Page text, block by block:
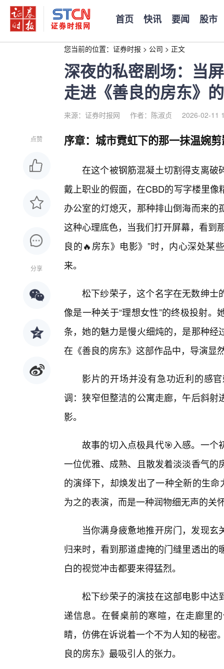
首页 快讯 要闻 股市
您当前的位置： 证券时报 > 公司 > 正文
深夜的私密剧场：当
走进《善良的房东》
来源：证券时报网 作者：陈淑贞 2026-02-11
点赞
分享
序章：城市霓虹下的那一抹温婉
在这个被钢筋混凝土切割得支离破
戴上职业的假面，在CBD的写字楼里
办公室的灯熄灭，那种排山倒海而来
这种心理底色，当我们打开屏幕，看
良的🔥房东》电影》”时，内心深处某
来。
松下纱荣子，这个名字在无数绅士
像是一种关于“理想女性”的终极投射
条，她的魅力是慢火细炖的，是那种
在《善良的房东》这部作品中，导演显
影片的开场并没有急功近利的感
调：狭窄但整洁的公寓走廊，午后斜
影。
故事的切入点极具代🎯入感。一个
一位优雅、成熟、且散发着淡淡香气
的演绎下，却焕发出了一种全新的生
为之的表演，而是一种润物细无声的关
当你满身疲惫地推开房门，发现
归来时，看到那道虚掩的门缝里透出
白的视觉冲击都要来得猛烈。
松下纱荣子的演技在这部电影中达
递信息。在餐桌前的寒暄，在走廊里
睛，仿佛在诉说着一个不为人知的秘密
良的房东》最吸引人的张力。